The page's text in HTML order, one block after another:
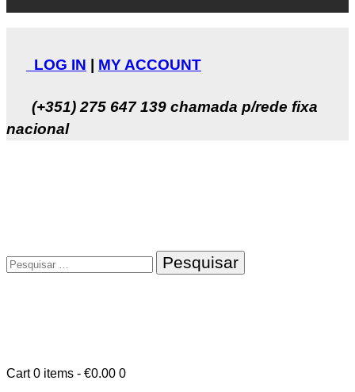
LOG IN MY ACCOUNT
(+351) 275 647 139 chamada p/rede fixa
nacional
Pesquisar
por:
Cart 0 items - €0.00 0